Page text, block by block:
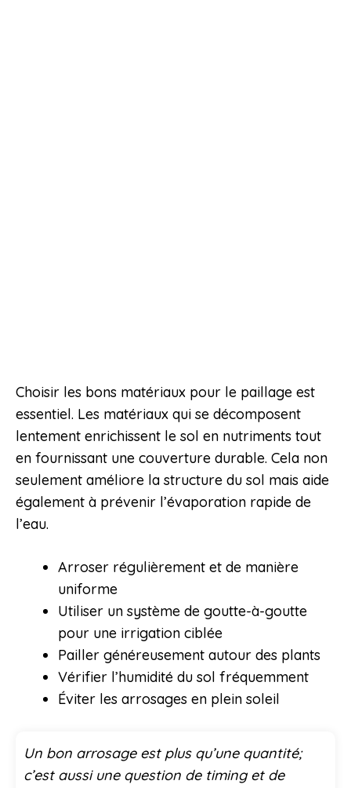
Choisir les bons matériaux pour le paillage est
essentiel. Les matériaux qui se décomposent
lentement enrichissent le sol en nutriments tout
en fournissant une couverture durable. Cela non
seulement améliore la structure du sol mais aide
également à prévenir l’évaporation rapide de
l’eau.
Arroser régulièrement et de manière
uniforme
Utiliser un système de goutte-à-goutte
pour une irrigation ciblée
Pailler généreusement autour des plants
Vérifier l’humidité du sol fréquemment
Éviter les arrosages en plein soleil
Un bon arrosage est plus qu’une quantité;
c’est aussi une question de timing et de